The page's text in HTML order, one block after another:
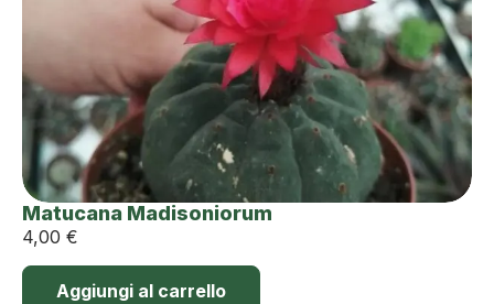
Matucana Madisoniorum
4,00 €
Aggiungi al carrello